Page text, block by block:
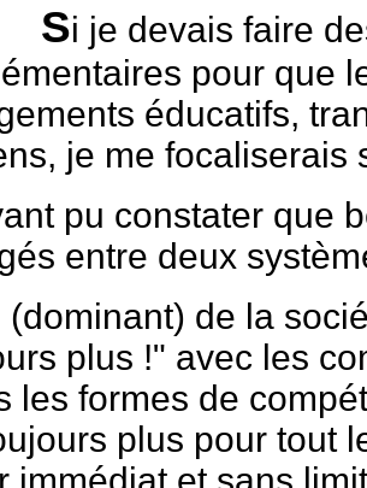
Si je devais faire
pour que
éducatifs,
je me focaliserais
pu constater que
entre deux
(dominant) de la
plus !" avec les
les formes de
plus pour tout